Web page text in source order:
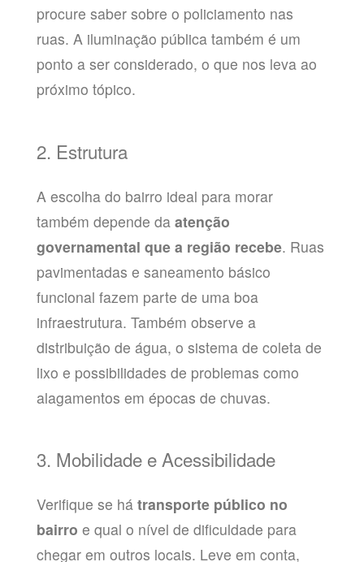
procure saber sobre o policiamento nas
ruas. A iluminação pública também é um
ponto a ser considerado, o que nos leva ao
próximo tópico.
2. Estrutura
A escolha do bairro ideal para morar
também depende da atenção
governamental que a região recebe. Ruas
pavimentadas e saneamento básico
funcional fazem parte de uma boa
infraestrutura. Também observe a
distribuição de água, o sistema de coleta de
lixo e possibilidades de problemas como
alagamentos em épocas de chuvas.
3. Mobilidade e Acessibilidade
Verifique se hátransporte público no
bairro e qual o nível de dificuldade para
chegar em outros locais. Leve em conta,